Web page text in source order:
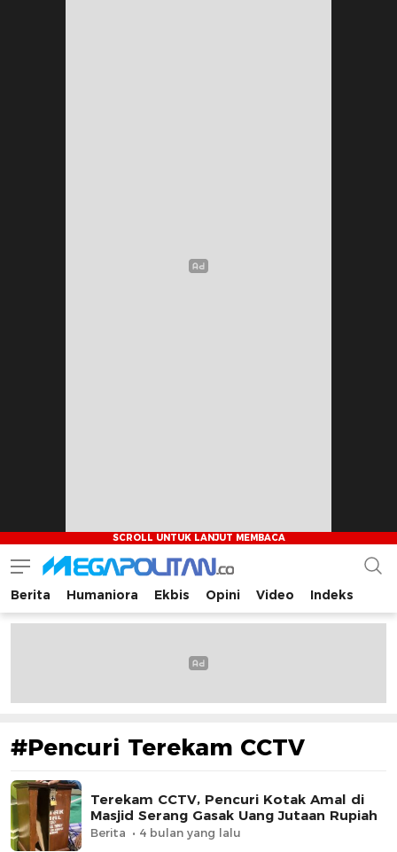
Megapolitan.co
Menyajikan berita-berita fakta bagi pembaca
Berita Humaniora Ekbis Opini Video Indeks
#Pencuri Terekam CCTV
Terekam CCTV, Pencuri Kotak Amal di
Masjid Serang Gasak Uang Jutaan Rupiah
Berita 4 bulan yang lalu